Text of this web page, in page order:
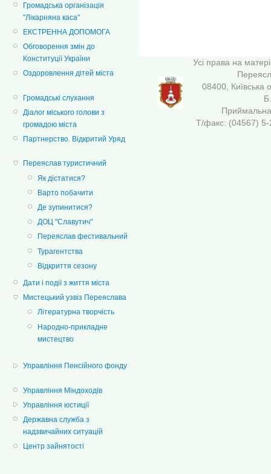
Громадська організація
"Лікарняна каса"
ЕКСТРЕННА ДОПОМОГА
Обговорення змін до
Конституції України
Оздоровлення дітей міста
Громадські слухання
Діалог міського голови з
громадою міста
Партнерство. Відкритий Уряд
Переяслав туристичний
Як дістатися?
Варто побачити
Де зупинитися?
ДОЦ "Славутич"
Переяслав фестивальний
Турагентства
Відкриття сезону
Дати і події з життя міста
Мистецький узвіз Переяслава
Літературна творчість
Народно-прикладне
мистецтво
Управління Пенсійного фонду
Управління Міндоходів
Управління юстиції
Державна служба з
надзвичайних ситуацій
Центр зайнятості
Усі права на
08400, Київська
Т/факс: